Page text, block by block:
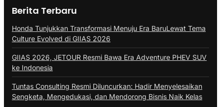
Berita Terbaru
Honda Tunjukkan Transformasi Menuju Era BaruLewat Tema
Culture Evolved di GIIAS 2026
GIIAS 2026, JETOUR Resmi Bawa Era Adventure PHEV SUV
ke Indonesia
Tuntas Consulting Resmi Diluncurkan: Hadir Menyelesaikan
Sengketa, Mengedukasi, dan Mendorong Bisnis Naik Kelas